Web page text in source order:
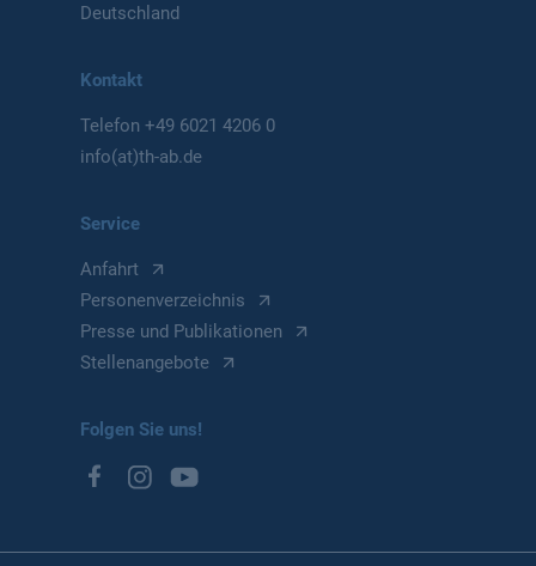
Deutschland
Kontakt
Telefon+49 6021 4206 0
info(at)th-ab.de
Service
Anfahrt
Personenverzeichnis
Presse und Publikationen
Stellenangebote
Folgen Sie uns!